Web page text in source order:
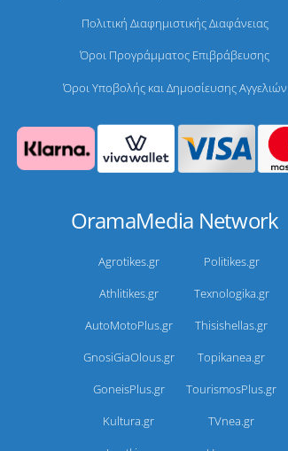
Πολιτική Διαφημιστικής Διαφάνειας
Όροι Προγράμματος Επιβράβευσης
Όροι Υποβολής και Δημοσίευσης Αγγελιών
OramaMedia Network
Agrotikes.gr
Politikes.gr
Athlitikes.gr
Texnologika.gr
AutoMotoPlus.gr
Thisishellas.gr
GnosiGiaOlous.gr
Topikanea.gr
GoneisPlus.gr
TourismosPlus.gr
Kultura.gr
TVnea.gr